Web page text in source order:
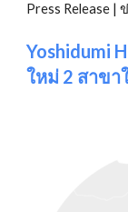
Press Release |
Yoshidumi
ใหม่ 2 สาขา